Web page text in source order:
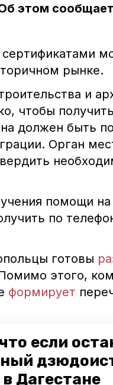
если
Дагестане
этом
рынке.
и
чтобы
должен быть
Орган
помощи
по
готовы
этого,
формирует
лнр и днр